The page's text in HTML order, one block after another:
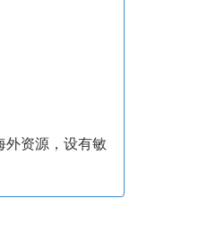
外资源，设有敏